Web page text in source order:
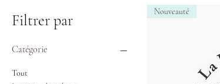
Filtrer par
Catégorie
Tout
Nouveauté